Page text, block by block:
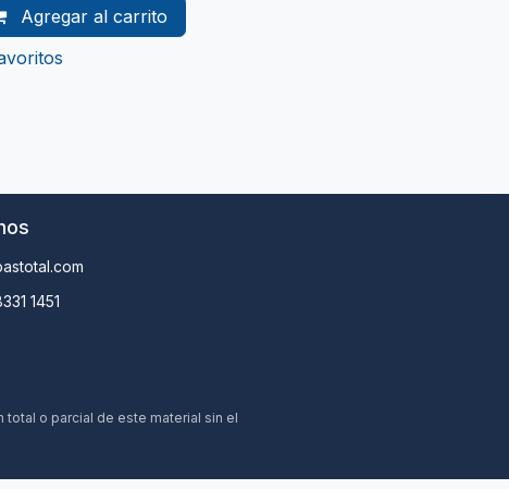
Agregar al carrito
total o parcial de este material sin el
1451